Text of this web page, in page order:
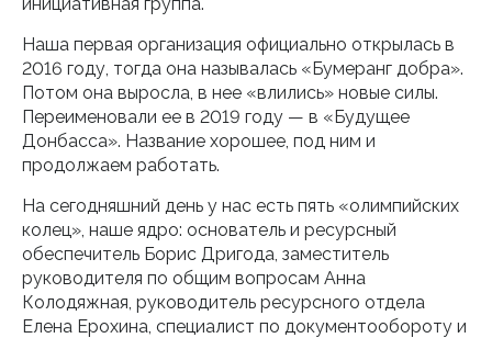
Наша первая организация официально открылась в
2016 году, тогда она называлась «Бумеранг добра».
Потом она выросла, в нее «влились» новые силы.
Переименовали ее в 2019 году — в «Будущее
Донбасса». Название хорошее, под ним и
продолжаем работать.
На сегодняшний день у нас есть пять «олимпийских
колец», наше ядро: основатель и ресурсный
обеспечитель Борис Дригода, заместитель
руководителя по общим вопросам Анна
Колодяжная, руководитель ресурсного отдела
Елена Ерохина, специалист по документообороту и